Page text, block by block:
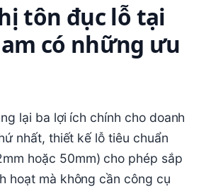
tôn đục lỗ tại
có những ưu
lại ba lợi ích chính cho doanh
nhất, thiết kế lỗ tiêu chuẩn
hoặc 50mm) cho phép sắp
hoạt mà không cần công cụ